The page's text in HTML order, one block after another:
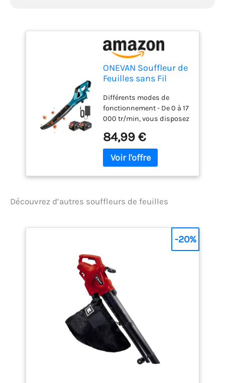
sans fil, vous permettant
de le déplacer et de
l'utiliser sans restriction.
Doté d'un corps
ergonomique et d'une
qui épouse naturellement
la direction du
soufflement, il offre
également un soutien
optimal. Vous ressentirez
30 % de fatigue en moins
pendant l'utilisation, vous
permettant d'effectuer
maison et au jardin sans
tracas ni frustration. La
Équipé de deux batteries
20 V 3 Ah, pour un travail
de jardinage efficace et
batteries sont équipées
d'une protection contre la
surchauffe pour garantir
la sécurité de l'utilisateur.
La batterie doit refroidir
avant d'être rechargée. La
conception en nid d'abeille
de la partie inférieure du
souffleur batterie assure
une température optimale
ONEVAN Souffleur de
Feuilles sans Fil
Batterie et Chargeur
Différents modes de
fonctionnement - De 0 à 17
000 tr/min, vous disposez
vitesse. Un seul bouton
suffit pour passer
facilement du soufflage
sur votre trottoir, en
recoins difficiles à
nettoyer. Idéal pour
balayer les débris des
magasins, garages, allées,
cours et jardins.
Nettoyage sans effort -
Libérez la puissance de la
technologie turbo avancée
du souffleur de feuilles
sans fil. La vitesse
84,99 €
Découvrez d’autres souffleurs de feuilles
-20%